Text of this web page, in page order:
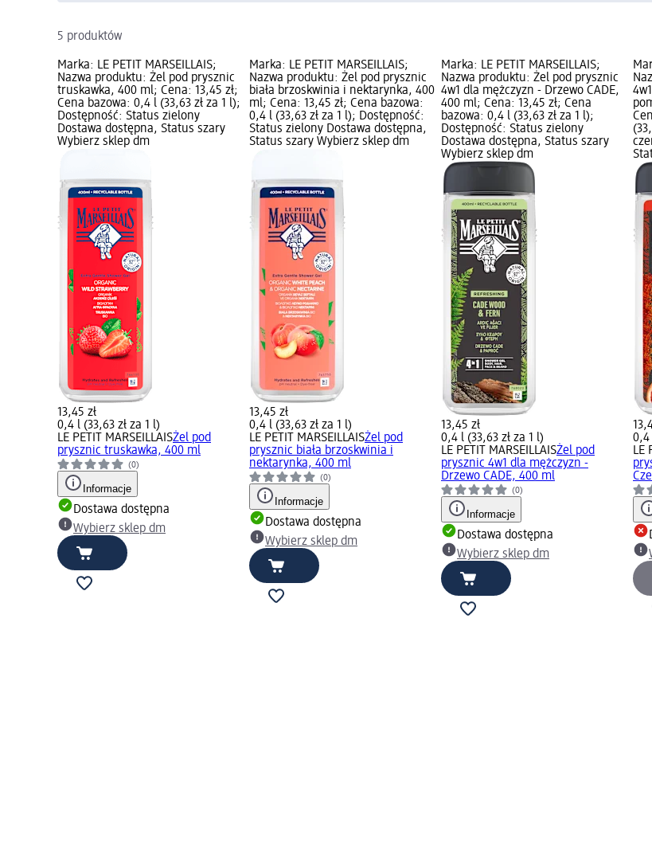
5 produktów
Marka: LE PETIT MARSEILLAIS;
Nazwa produktu: Żel pod prysznic
truskawka, 400 ml; Cena: 13,45 zł;
Cena bazowa: 0,4 l (33,63 zł za 1 l);
Dostępność: Status zielony
Dostawa dostępna, Status szary
Wybierz sklep dm
13,45 zł
0,4 l (33,63 zł za 1 l)
LE PETIT MARSEILLAISŻel pod
prysznic truskawka, 400 ml
(0)
Informacje
Dostawa dostępna
Wybierz sklep dm
Marka: LE PETIT MARSEILLAIS;
Nazwa produktu: Żel pod prysznic
biała brzoskwinia i nektarynka, 400
ml; Cena: 13,45 zł; Cena bazowa:
0,4 l (33,63 zł za 1 l); Dostępność:
Status zielony Dostawa dostępna,
Status szary Wybierz sklep dm
13,45 zł
0,4 l (33,63 zł za 1 l)
LE PETIT MARSEILLAISŻel pod
prysznic biała brzoskwinia i
nektarynka, 400 ml
(0)
Informacje
Dostawa dostępna
Wybierz sklep dm
Marka: LE PETIT MARSEILLAIS;
Nazwa produktu: Żel pod prysznic
4w1 dla mężczyzn - Drzewo CADE,
400 ml; Cena: 13,45 zł; Cena
bazowa: 0,4 l (33,63 zł za 1 l);
Dostępność: Status zielony
Dostawa dostępna, Status szary
Wybierz sklep dm
13,45 zł
0,4 l (33,63 zł za 1 l)
LE PETIT MARSEILLAISŻel pod
prysznic 4w1 dla mężczyzn -
Drzewo CADE, 400 ml
(0)
Informacje
Dostawa dostępna
Wybierz sklep dm
0,4
LE